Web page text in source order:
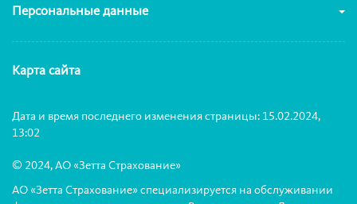
Персональные данные
Карта сайта
Дата и время последнего изменения страницы: 15.02.2024,
13:02
© 2024, АО «Зетта Страхование»
АО «Зетта Страхование» специализируется на обслуживании